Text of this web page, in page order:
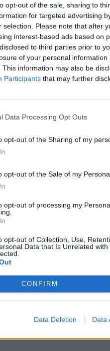
opt-out of the sale, sharing to
for targeted advertising
selection. Please note that after
interest-based ads based on
to third parties prior to
of your personal
This information may also be
Participants that may further
Data Processing Opt Outs
opt-out of the Sharing of my
opt-out of the Sale of my
opt-out of processing my
opt-out of Collection, Use,
Data that Is Unrelated
CONFIRM
Data Deletion Data
και οι συγγενείς
όταν το
, από ύψος 8
,
Τρίτης του Πάσχα,
, ξυπνά μήνες
του
καταστήματος .
το απόγευμα, όταν
περιοχή,